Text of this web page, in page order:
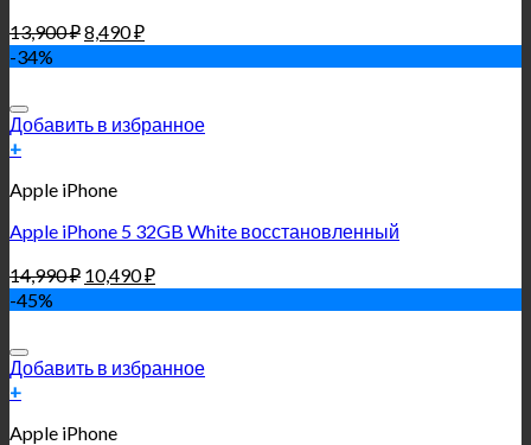
13,900₽8,490₽
-34%
Добавить в избранное
+
Apple iPhone
Apple iPhone 5 32GB White восстановленный
14,990₽ 10,490₽
-45%
Добавить в избранное
+
Apple iPhone